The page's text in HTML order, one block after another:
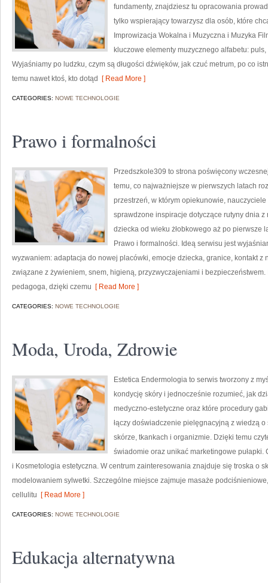
fundamenty, znajdziesz tu opracowania
tylko wspierający towarzysz dla osób, które
Improwizacja Wokalna i Muzyczna i Muzyka
kluczowe elementy muzycznego alfabetu:
Wyjaśniamy po ludzku, czym są długości dźwięków, jak czuć metrum, po co
temu nawet ktoś, kto dotąd
[ Read More ]
CATEGORIES: NOWE TECHNOLOGIE
Prawo i formalności
Przedszkole309 to strona poświęcony
temu, co najważniejsze w pierwszych latach
przestrzeń, w którym opiekunowie,
sprawdzone inspiracje dotyczące rutyny dnia
dziecka od wieku żłobkowego aż po pierwsze
Prawo i formalności. Ideą serwisu jest
wyzwaniem: adaptacja do nowej placówki, emocje dziecka, granice, kontakt z
związane z żywieniem, snem, higieną, przyzwyczajeniami i
pedagoga, dzięki czemu [ Read More ]
CATEGORIES: NOWE TECHNOLOGIE
Moda, Uroda, Zdrowie
Estetica Endermologia to serwis tworzony z
kondycję skóry i jednocześnie rozumieć, jak
medyczno-estetyczne oraz które procedury
łączy doświadczenie pielęgnacyjną z wiedzą
skórze, tkankach i organizmie. Dzięki temu
świadomie oraz unikać marketingowe
i Kosmetologia estetyczna. W centrum zainteresowania znajduje się troska o
modelowaniem sylwetki. Szczególne miejsce zajmuje masaże
cellulitu [ Read More ]
CATEGORIES: NOWE TECHNOLOGIE
Edukacja alternatywna